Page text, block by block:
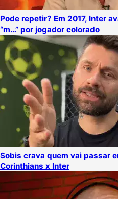
Pode repetir? Em 2017, Inter
“m…” por jogador colorado
Sobis crava quem vai passar
Corinthians x Inter